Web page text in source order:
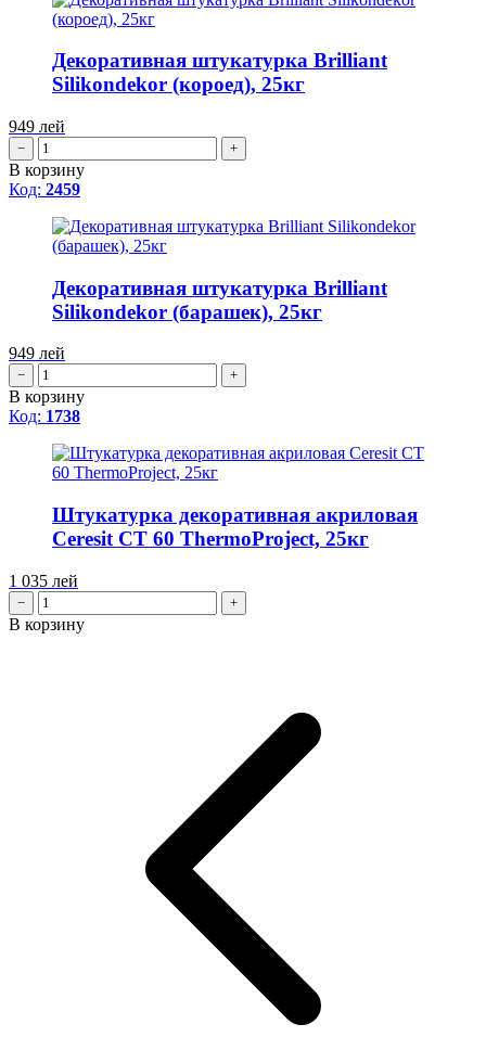
Декоративная штукатурка Brilliant
Silikondekor (короед), 25кг
949 лей
− +
В корзину
Код: 2459
Декоративная штукатурка Brilliant
Silikondekor (барашек), 25кг
949 лей
− +
В корзину
Код: 1738
Штукатурка декоративная акриловая
Ceresit CT 60 ThermoProject, 25кг
1 035 лей
− +
В корзину